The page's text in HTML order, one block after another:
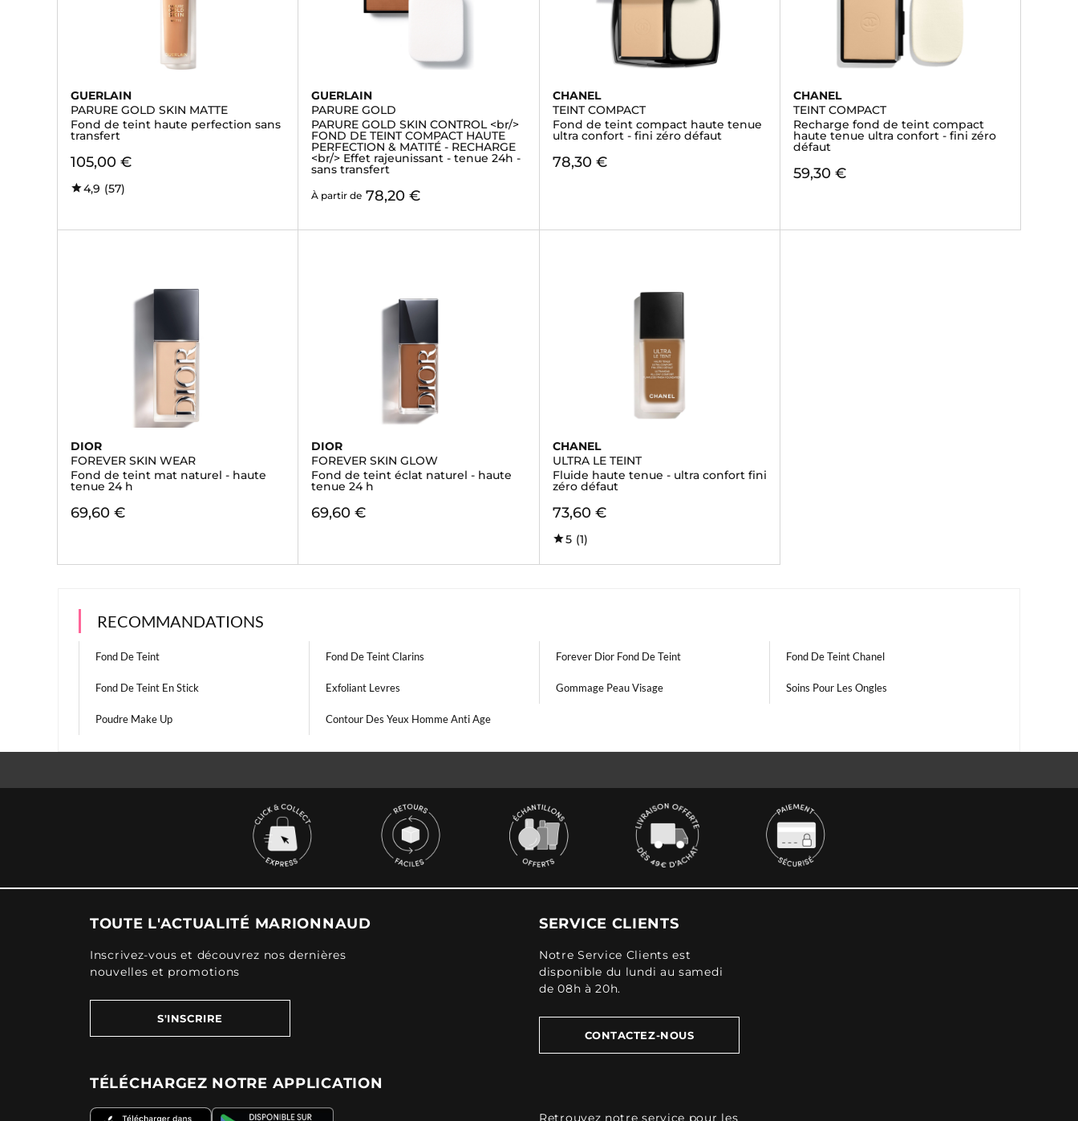
GUERLAIN
PARURE GOLD SKIN MATTE
Fond de teint haute perfection sans
transfert
105,00 €
4,9 (57)
GUERLAIN
PARURE GOLD
PARURE GOLD SKIN CONTROL <br/>
FOND DE TEINT COMPACT HAUTE
PERFECTION & MATITÉ - RECHARGE
<br/> Effet rajeunissant - tenue 24h -
sans transfert
À partir de 78,20 €
CHANEL
TEINT COMPACT
Fond de teint compact haute tenue
ultra confort - fini zéro défaut
78,30 €
CHANEL
TEINT COMPACT
Recharge fond de teint compact
haute tenue ultra confort - fini zéro
défaut
59,30 €
DIOR
FOREVER SKIN WEAR
Fond de teint mat naturel - haute
tenue 24 h
69,60 €
DIOR
FOREVER SKIN GLOW
Fond de teint éclat naturel - haute
tenue 24 h
69,60 €
CHANEL
ULTRA LE TEINT
Fluide haute tenue - ultra confort fini
zéro défaut
73,60 €
5 (1)
RECOMMANDATIONS
Fond De Teint Fond De Teint Clarins Forever Dior Fond De Teint Fond De Teint Chanel
Fond De Teint En Stick Exfoliant Levres Gommage Peau Visage Soins Pour Les Ongles
Poudre Make Up Contour Des Yeux Homme Anti Age
TOUTE L'ACTUALITÉ MARIONNAUD
Inscrivez-vous et découvrez nos dernières
nouvelles et promotions
S'INSCRIRE
TÉLÉCHARGEZ NOTRE APPLICATION
SERVICE CLIENTS
Notre Service Clients est
disponible du lundi au samedi
de 08h à 20h.
CONTACTEZ-NOUS
Retrouvez notre service pour les